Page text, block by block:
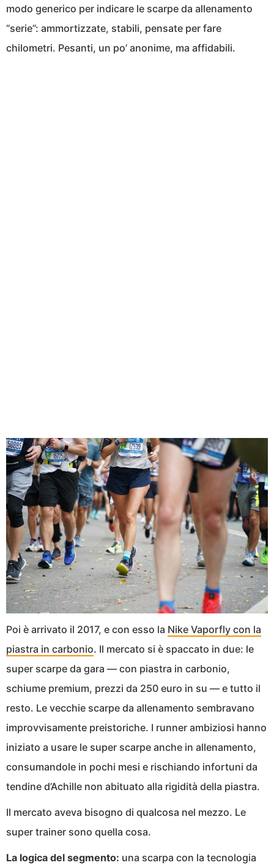
modo generico per indicare le scarpe da allenamento
“serie”: ammortizzate, stabili, pensate per fare
chilometri. Pesanti, un po’ anonime, ma affidabili.
Poi è arrivato il 2017, e con esso la Nike Vaporfly con la
piastra in carbonio. Il mercato si è spaccato in due: le
super scarpe da gara — con piastra in carbonio,
schiume premium, prezzi da 250 euro in su — e tutto il
resto. Le vecchie scarpe da allenamento sembravano
improvvisamente preistoriche. I runner ambiziosi hanno
iniziato a usare le super scarpe anche in allenamento,
consumandole in pochi mesi e rischiando infortuni da
tendine d’Achille non abituato alla rigidità della piastra.
Il mercato aveva bisogno di qualcosa nel mezzo. Le
super trainer sono quella cosa.
La logica del segmento: una scarpa con la tecnologia